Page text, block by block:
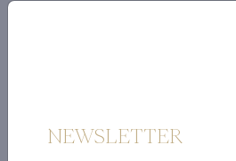
2. Untergeschoss
NEWSLETTER